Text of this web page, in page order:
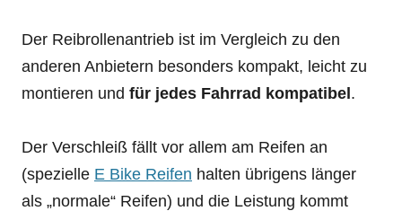
Der Reibrollenantrieb ist im Vergleich zu den
anderen Anbietern besonders kompakt, leicht zu
montieren und für jedes Fahrrad kompatibel .
Der Verschleiß fällt vor allem am Reifen an
(spezielle E Bike Reifen halten übrigens länger
als „normale“ Reifen) und die Leistung kommt